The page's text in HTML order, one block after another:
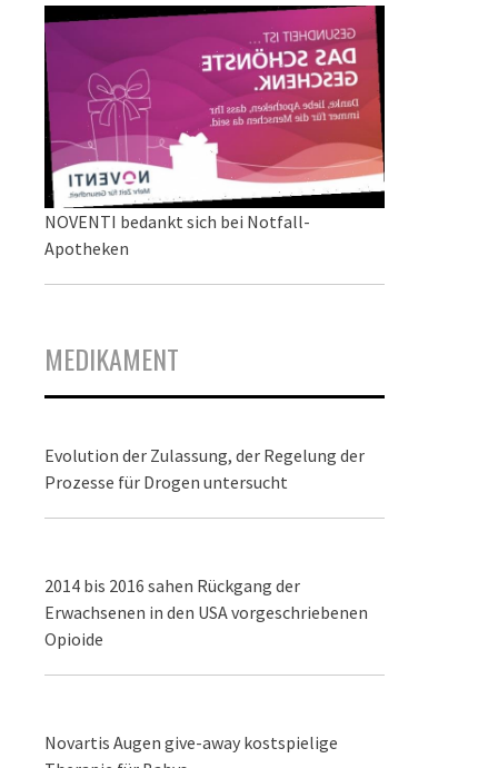
NOVENTI bedankt sich bei Notfall-
Apotheken
MEDIKAMENT
Evolution der Zulassung, der Regelung der
Prozesse für Drogen untersucht
2014 bis 2016 sahen Rückgang der
Erwachsenen in den USA vorgeschriebenen
Opioide
Novartis Augen give-away kostspielige